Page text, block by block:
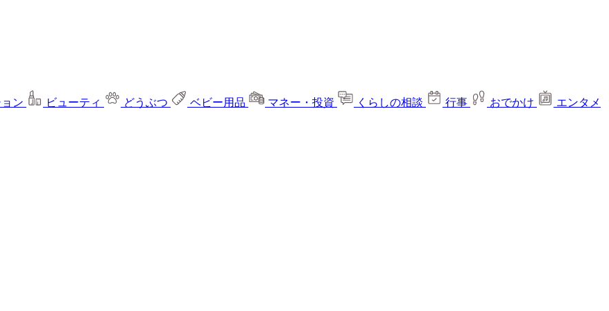
ン ビューティ どうぶつ ベビー用品 マネー・投資 くらしの相談 行事 おでかけ
エンタメ